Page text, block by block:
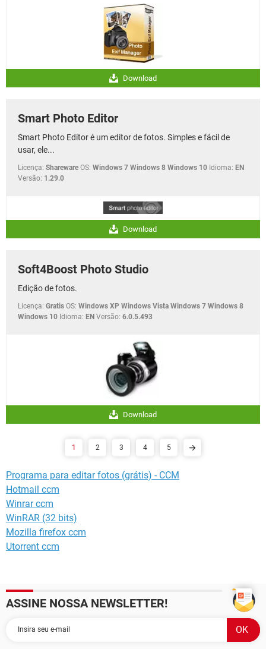
Download
Smart Photo Editor
Smart Photo Editor é um editor de fotos. Simples e fácil de
usar, ele...
Licença: Shareware OS: Windows 7 Windows 8 Windows 10 Idioma: EN
Versão: 1.29.0
Download
Soft4Boost Photo Studio
Edição de fotos.
Licença: Gratis OS: Windows XP Windows Vista Windows 7 Windows 8
Windows 10 Idioma: EN Versão: 6.0.5.493
Download
1 2 3 4 5
Programa para editar fotos (grátis) - CCM
Hotmail ccm
Winrar ccm
WinRAR (32 bits)
Mozilla firefox ccm
Utorrent ccm
ASSINE NOSSA NEWSLETTER!